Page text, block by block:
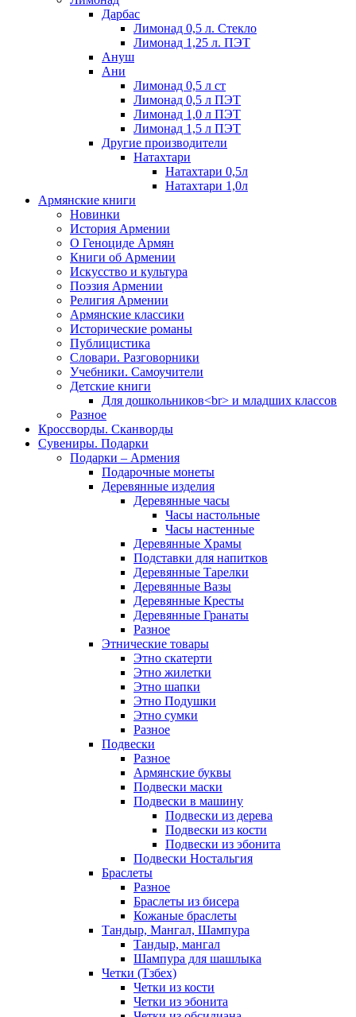
Дарбас
Лимонад 0,5 л. Стекло
Лимонад 1,25 л. ПЭТ
Ануш
Ани
Лимонад 0,5 л ст
Лимонад 0,5 л ПЭТ
Лимонад 1,0 л ПЭТ
Лимонад 1,5 л ПЭТ
Другие производители
Натахтари
Натахтари 0,5л
Натахтари 1,0л
Армянские книги
Новинки
История Армении
О Геноциде Армян
Книги об Армении
Иcкусство и культура
Поэзия Армении
Религия Армении
Армянские классики
Исторические романы
Публицистика
Словари. Разговорники
Учебники. Самоучители
Детские книги
Для дошкольников<br> и младших классов
Разное
Кроссворды. Сканворды
Сувениры. Подарки
Подарки – Армения
Подарочные монеты
Деревянные изделия
Деревянные часы
Часы настольные
Часы настенные
Деревянные Храмы
Подставки для напитков
Деревянные Тарелки
Деревянные Вазы
Деревянные Кресты
Деревянные Гранаты
Разное
Этнические товары
Этно скатерти
Этно жилетки
Этно шапки
Этно Подушки
Этно сумки
Разное
Подвески
Разное
Армянские буквы
Подвески маски
Подвески в машину
Подвески из дерева
Подвески из кости
Подвески из эбонита
Подвески Ностальгия
Браслеты
Разное
Браслеты из бисера
Кожаные браслеты
Тандыр, Мангал, Шампура
Тандыр, мангал
Шампура для шашлыка
Четки (Тзбех)
Четки из кости
Четки из эбонита